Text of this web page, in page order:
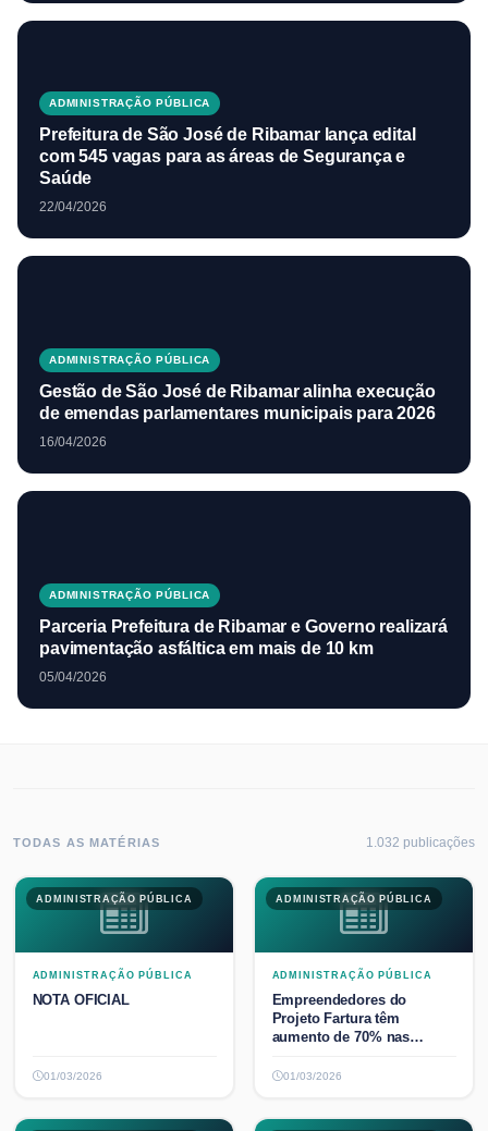
ADMINISTRAÇÃO PÚBLICA
Prefeitura de São José de Ribamar lança edital
com 545 vagas para as áreas de Segurança e
Saúde
22/04/2026
ADMINISTRAÇÃO PÚBLICA
Gestão de São José de Ribamar alinha execução
de emendas parlamentares municipais para 2026
16/04/2026
ADMINISTRAÇÃO PÚBLICA
Parceria Prefeitura de Ribamar e Governo realizará
pavimentação asfáltica em mais de 10 km
05/04/2026
TODAS AS MATÉRIAS 1.032 publicações
ADMINISTRAÇÃO PÚBLICA
ADMINISTRAÇÃO PÚBLICA
NOTA OFICIAL
01/03/2026
ADMINISTRAÇÃO PÚBLICA
ADMINISTRAÇÃO PÚBLICA
Empreendedores do
Projeto Fartura têm
aumento de 70% nas
01/03/2026